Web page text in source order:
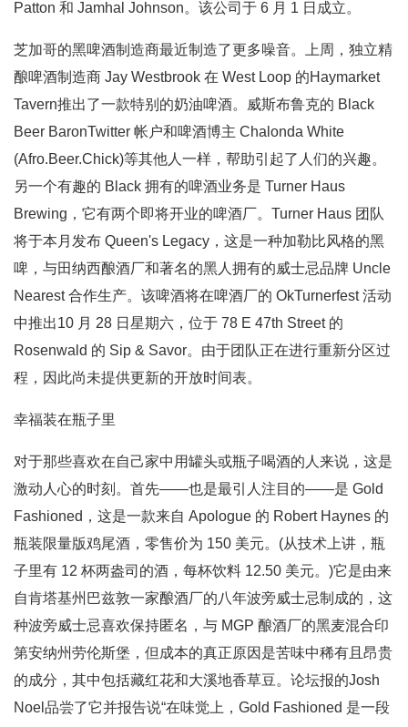
Patton 和 Jamhal Johnson。该公司于 6 月 1 日成立。
芝加哥的黑啤酒制造商最近制造了更多噪音。上周，独立精
酿啤酒制造商 Jay Westbrook 在 West Loop 的Haymarket
Tavern推出了一款特别的奶油啤酒。威斯布鲁克的 Black
Beer BaronTwitter 帐户和啤酒博主 Chalonda White
(Afro.Beer.Chick)等其他人一样，帮助引起了人们的兴趣。
另一个有趣的 Black 拥有的啤酒业务是 Turner Haus
Brewing，它有两个即将开业的啤酒厂。Turner Haus 团队
将于本月发布 Queen's Legacy，这是一种加勒比风格的黑
啤，与田纳西酿酒厂和著名的黑人拥有的威士忌品牌 Uncle
Nearest 合作生产。该啤酒将在啤酒厂的 OkTurnerfest 活动
中推出10 月 28 日星期六，位于 78 E 47th Street 的
Rosenwald 的 Sip & Savor。由于团队正在进行重新分区过
程，因此尚未提供更新的开放时间表。
幸福装在瓶子里
对于那些喜欢在自己家中用罐头或瓶子喝酒的人来说，这是
激动人心的时刻。首先——也是最引人注目的——是 Gold
Fashioned，这是一款来自 Apologue 的 Robert Haynes 的
瓶装限量版鸡尾酒，零售价为 150 美元。(从技术上讲，瓶
子里有 12 杯两盎司的酒，每杯饮料 12.50 美元。)它是由来
自肯塔基州巴兹敦一家酿酒厂的八年波旁威士忌制成的，这
种波旁威士忌喜欢保持匿名，与 MGP 酿酒厂的黑麦混合印
第安纳州劳伦斯堡，但成本的真正原因是苦味中稀有且昂贵
的成分，其中包括藏红花和大溪地香草豆。论坛报的Josh
Noel品尝了它并报告说“在味觉上，Gold Fashioned 是一段